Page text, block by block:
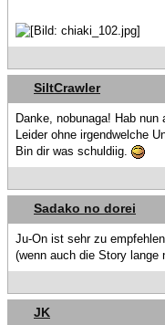
SiltCrawler
Danke, nobunaga! Hab nun
Leider ohne irgendwelche
Bin dir was schuldiig.
Sadako no dorei
Ju-On ist sehr zu
(wenn auch die Story lange
JK